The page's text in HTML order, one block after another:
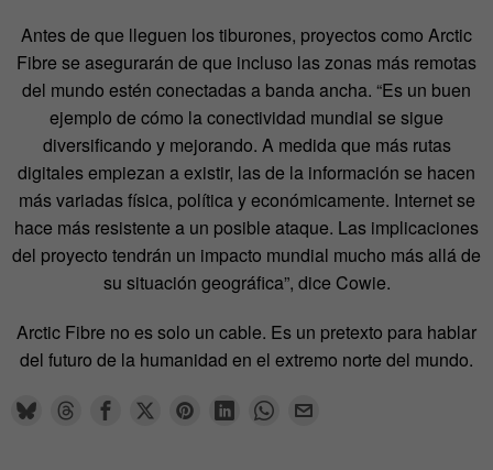
Antes de que lleguen los tiburones, proyectos como Arctic
Fibre se asegurarán de que incluso las zonas más remotas
del mundo estén conectadas a banda ancha. “Es un buen
ejemplo de cómo la conectividad mundial se sigue
diversificando y mejorando. A medida que más rutas
digitales empiezan a existir, las de la información se hacen
más variadas física, política y económicamente. Internet se
hace más resistente a un posible ataque. Las implicaciones
del proyecto tendrán un impacto mundial mucho más allá de
su situación geográfica”, dice Cowie.
Arctic Fibre no es solo un cable. Es un pretexto para hablar
del futuro de la humanidad en el extremo norte del mundo.